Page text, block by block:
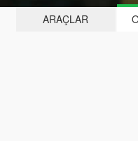
ARAÇLAR